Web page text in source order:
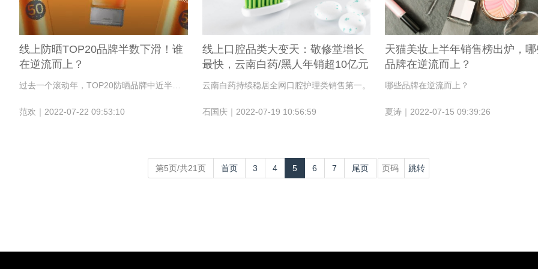
线上防晒TOP20品牌半数下滑！谁
在逆流而上？
范欢｜2022-07-22 09:53:10
线上口腔品类大变天：敬修堂增长
最快，云南白药/黑人年销超10亿元
云南白药持续稳居全网口腔护理类销售第一。
石国庆｜2022-07-19 10:56:59
天猫美妆上半年销售榜出炉，
品牌在逆流而上？
哪些品牌在逆流而上？
夏涛｜2022-07-15 09:39:26
第5页/共21页 首页 3 4 5 6 7 尾页